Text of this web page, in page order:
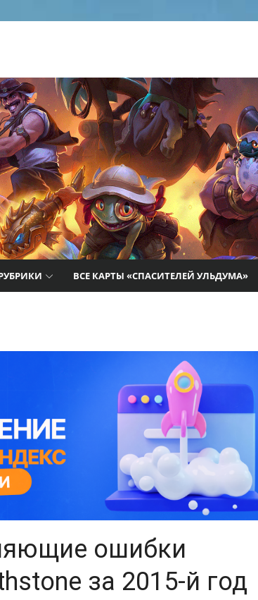
ВСЕ КАРТЫ «СПАСИТЕЛЕЙ УЛЬДУМА»
ошибки
за 2015-й год